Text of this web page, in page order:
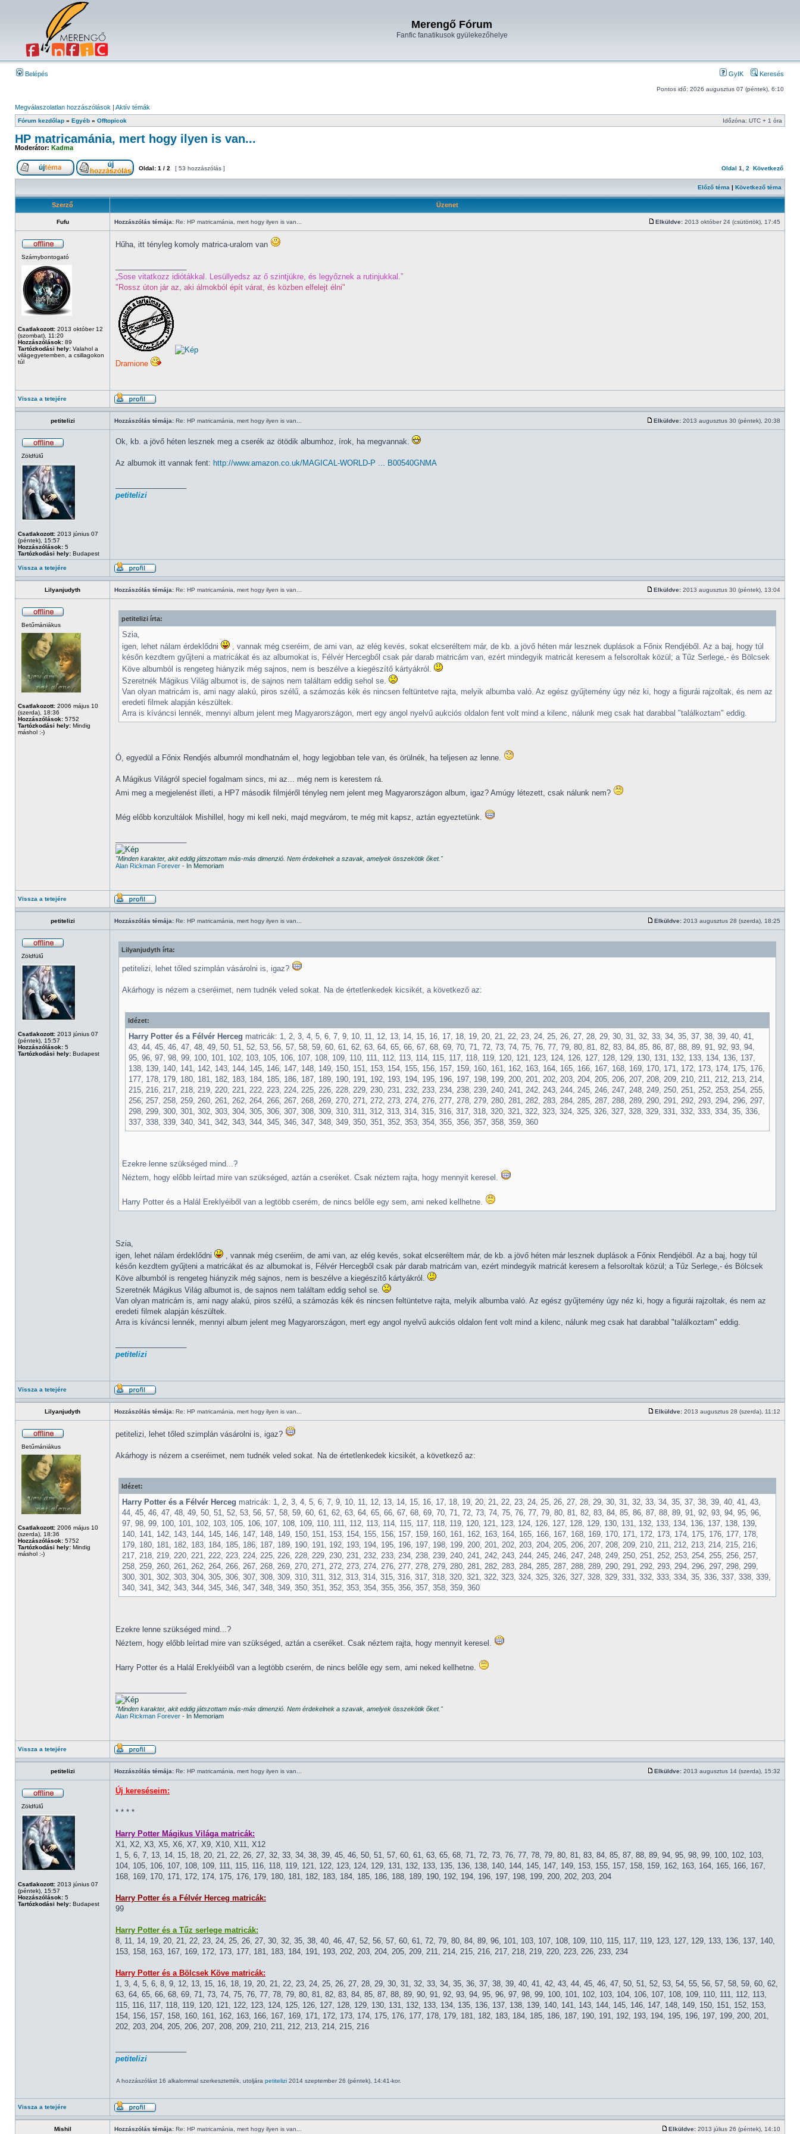
Merengő Fórum
Fanfic fanatikusok gyülekezőhelye
Belépés GyIK Keresés
Pontos idő: 2026 augusztus 07 (péntek), 6:10
Megválaszolatlan hozzászólások | Aktív témák
Fórum kezdőlap » Egyéb » Offtopicok Időzóna: UTC + 1 óra
HP matricamánia, mert hogy ilyen is van...
Moderátor: Kadma
Oldal: 1 / 2 [ 53 hozzászólás ] Oldal 1 2 Következő
Előző téma | Következő téma
Szerző Üzenet
Fufu Hozzászólás témája: Re: HP matricamánia, mert hogy ilyen is van... Elküldve: 2013 október 24 (csütörtök), 17:45
Szárnybontogató
Csatlakozott: 2013 október 12
(szombat), 11:20
Hozzászólások: 89
Tartózkodási hely: Valahol a
világegyetemben, a csillagokon
túl
Hűha, itt tényleg komoly matrica-uralom van
„Sose vitatkozz idiótákkal. Lesüllyedsz az ő szintjükre, és legyőznek a rutinjukkal.”
"Rossz úton jár az, aki álmokból épít várat, és közben elfelejt élni"
Dramione
Vissza a tetejére
petitelizi Hozzászólás témája: Re: HP matricamánia, mert hogy ilyen is van... Elküldve: 2013 augusztus 30 (péntek), 20:38
Zöldfülű
Csatlakozott: 2013 június 07
(péntek), 15:57
Hozzászólások: 5
Tartózkodási hely: Budapest
Ok, kb. a jövő héten lesznek meg a cserék az ötödik albumhoz, írok, ha megvannak.
Az albumok itt vannak fent: http://www.amazon.co.uk/MAGICAL-WORLD-P ... B00540GNMA
petitelizi
Vissza a tetejére
Lilyanjudyth Hozzászólás témája: Re: HP matricamánia, mert hogy ilyen is van... Elküldve: 2013 augusztus 30 (péntek), 13:04
Betűmániákus
Csatlakozott: 2006 május 10
(szerda), 18:36
Hozzászólások: 5752
Tartózkodási hely: Mindig
máshol :-)
petitelizi írta:
Szia,
igen, lehet nálam érdeklődni
, vannak még cseréim, de ami van, az elég kevés, sokat elcseréltem már, de kb. a jövő héten már lesznek duplások a Főnix Rendjéből. Az a baj, hogy túl
későn kezdtem gyűjteni a matricákat és az albumokat is, Félvér Hercegből csak pár darab matricám van, ezért mindegyik matricát keresem a felsoroltak közül; a Tűz Serlege,- és Bölcsek
Köve albumból is rengeteg hiányzik még sajnos, nem is beszélve a kiegészítő kártyákról.
Szeretnék Mágikus Világ albumot is, de sajnos nem találtam eddig sehol se.
Van olyan matricám is, ami nagy alakú, piros szélű, a számozás kék és nincsen feltüntetve rajta, melyik albumba való. Az egész gyűjtemény úgy néz ki, hogy a figurái rajzoltak, és nem az
eredeti filmek alapján készültek.
Arra is kíváncsi lennék, mennyi album jelent meg Magyarországon, mert egy angol nyelvű aukciós oldalon fent volt mind a kilenc, nálunk meg csak hat darabbal "találkoztam" eddig.
Ó, egyedül a Főnix Rendjés albumról mondhatnám el, hogy legjobban tele van, és örülnék, ha teljesen az lenne.
A Mágikus Világról speciel fogalmam sincs, mi az... még nem is kerestem rá.
Ami meg a megjelenést illeti, a HP7 második filmjéről tényleg nem jelent meg Magyarországon album, igaz? Amúgy létezett, csak nálunk nem?
Még előbb konzultálok Mishillel, hogy mi kell neki, majd megvárom, te még mit kapsz, aztán egyeztetünk.
"Minden karakter, akit eddig játszottam más-más dimenzió. Nem érdekelnek a szavak, amelyek összekötik őket."
Alan Rickman Forever - In Memoriam
Vissza a tetejére
petitelizi Hozzászólás témája: Re: HP matricamánia, mert hogy ilyen is van... Elküldve: 2013 augusztus 28 (szerda), 18:25
Zöldfülű
Csatlakozott: 2013 június 07
(péntek), 15:57
Hozzászólások: 5
Tartózkodási hely: Budapest
Lilyanjudyth írta:
petitelizi, lehet tőled szimplán vásárolni is, igaz?
Akárhogy is nézem a cseréimet, nem tudnék veled sokat. Na de értetlenkedek kicsikét, a következő az:
Idézet:
Harry Potter és a Félvér Herceg matricák: 1, 2, 3, 4, 5, 6, 7, 9, 10, 11, 12, 13, 14, 15, 16, 17, 18, 19, 20, 21, 22, 23, 24, 25, 26, 27, 28, 29, 30, 31, 32, 33, 34, 35, 37, 38, 39, 40, 41,
43, 44, 45, 46, 47, 48, 49, 50, 51, 52, 53, 56, 57, 58, 59, 60, 61, 62, 63, 64, 65, 66, 67, 68, 69, 70, 71, 72, 73, 74, 75, 76, 77, 79, 80, 81, 82, 83, 84, 85, 86, 87, 88, 89, 91, 92, 93, 94,
95, 96, 97, 98, 99, 100, 101, 102, 103, 105, 106, 107, 108, 109, 110, 111, 112, 113, 114, 115, 117, 118, 119, 120, 121, 123, 124, 126, 127, 128, 129, 130, 131, 132, 133, 134, 136, 137,
138, 139, 140, 141, 142, 143, 144, 145, 146, 147, 148, 149, 150, 151, 153, 154, 155, 156, 157, 159, 160, 161, 162, 163, 164, 165, 166, 167, 168, 169, 170, 171, 172, 173, 174, 175, 176,
177, 178, 179, 180, 181, 182, 183, 184, 185, 186, 187, 189, 190, 191, 192, 193, 194, 195, 196, 197, 198, 199, 200, 201, 202, 203, 204, 205, 206, 207, 208, 209, 210, 211, 212, 213, 214,
215, 216, 217, 218, 219, 220, 221, 222, 223, 224, 225, 226, 228, 229, 230, 231, 232, 233, 234, 238, 239, 240, 241, 242, 243, 244, 245, 246, 247, 248, 249, 250, 251, 252, 253, 254, 255,
256, 257, 258, 259, 260, 261, 262, 264, 266, 267, 268, 269, 270, 271, 272, 273, 274, 276, 277, 278, 279, 280, 281, 282, 283, 284, 285, 287, 288, 289, 290, 291, 292, 293, 294, 296, 297,
298, 299, 300, 301, 302, 303, 304, 305, 306, 307, 308, 309, 310, 311, 312, 313, 314, 315, 316, 317, 318, 320, 321, 322, 323, 324, 325, 326, 327, 328, 329, 331, 332, 333, 334, 35, 336,
337, 338, 339, 340, 341, 342, 343, 344, 345, 346, 347, 348, 349, 350, 351, 352, 353, 354, 355, 356, 357, 358, 359, 360
Ezekre lenne szükséged mind...?
Néztem, hogy előbb leírtad mire van szükséged, aztán a cseréket. Csak néztem rajta, hogy mennyit keresel.
Harry Potter és a Halál Ereklyéiből van a legtöbb cserém, de nincs belőle egy sem, ami neked kellhetne.
Szia,
igen, lehet nálam érdeklődni
, vannak még cseréim, de ami van, az elég kevés, sokat elcseréltem már, de kb. a jövő héten már lesznek duplások a Főnix Rendjéből. Az a baj, hogy túl
későn kezdtem gyűjteni a matricákat és az albumokat is, Félvér Hercegből csak pár darab matricám van, ezért mindegyik matricát keresem a felsoroltak közül; a Tűz Serlege,- és Bölcsek
Köve albumból is rengeteg hiányzik még sajnos, nem is beszélve a kiegészítő kártyákról.
Szeretnék Mágikus Világ albumot is, de sajnos nem találtam eddig sehol se.
Van olyan matricám is, ami nagy alakú, piros szélű, a számozás kék és nincsen feltüntetve rajta, melyik albumba való. Az egész gyűjtemény úgy néz ki, hogy a figurái rajzoltak, és nem az
eredeti filmek alapján készültek.
Arra is kíváncsi lennék, mennyi album jelent meg Magyarországon, mert egy angol nyelvű aukciós oldalon fent volt mind a kilenc, nálunk meg csak hat darabbal "találkoztam" eddig.
petitelizi
Vissza a tetejére
Lilyanjudyth Hozzászólás témája: Re: HP matricamánia, mert hogy ilyen is van... Elküldve: 2013 augusztus 28 (szerda), 11:12
Betűmániákus
Csatlakozott: 2006 május 10
(szerda), 18:36
Hozzászólások: 5752
Tartózkodási hely: Mindig
máshol :-)
petitelizi, lehet tőled szimplán vásárolni is, igaz?
Akárhogy is nézem a cseréimet, nem tudnék veled sokat. Na de értetlenkedek kicsikét, a következő az:
Idézet:
Harry Potter és a Félvér Herceg matricák: 1, 2, 3, 4, 5, 6, 7, 9, 10, 11, 12, 13, 14, 15, 16, 17, 18, 19, 20, 21, 22, 23, 24, 25, 26, 27, 28, 29, 30, 31, 32, 33, 34, 35, 37, 38, 39, 40, 41, 43,
44, 45, 46, 47, 48, 49, 50, 51, 52, 53, 56, 57, 58, 59, 60, 61, 62, 63, 64, 65, 66, 67, 68, 69, 70, 71, 72, 73, 74, 75, 76, 77, 79, 80, 81, 82, 83, 84, 85, 86, 87, 88, 89, 91, 92, 93, 94, 95, 96,
97, 98, 99, 100, 101, 102, 103, 105, 106, 107, 108, 109, 110, 111, 112, 113, 114, 115, 117, 118, 119, 120, 121, 123, 124, 126, 127, 128, 129, 130, 131, 132, 133, 134, 136, 137, 138, 139,
140, 141, 142, 143, 144, 145, 146, 147, 148, 149, 150, 151, 153, 154, 155, 156, 157, 159, 160, 161, 162, 163, 164, 165, 166, 167, 168, 169, 170, 171, 172, 173, 174, 175, 176, 177, 178,
179, 180, 181, 182, 183, 184, 185, 186, 187, 189, 190, 191, 192, 193, 194, 195, 196, 197, 198, 199, 200, 201, 202, 203, 204, 205, 206, 207, 208, 209, 210, 211, 212, 213, 214, 215, 216,
217, 218, 219, 220, 221, 222, 223, 224, 225, 226, 228, 229, 230, 231, 232, 233, 234, 238, 239, 240, 241, 242, 243, 244, 245, 246, 247, 248, 249, 250, 251, 252, 253, 254, 255, 256, 257,
258, 259, 260, 261, 262, 264, 266, 267, 268, 269, 270, 271, 272, 273, 274, 276, 277, 278, 279, 280, 281, 282, 283, 284, 285, 287, 288, 289, 290, 291, 292, 293, 294, 296, 297, 298, 299,
300, 301, 302, 303, 304, 305, 306, 307, 308, 309, 310, 311, 312, 313, 314, 315, 316, 317, 318, 320, 321, 322, 323, 324, 325, 326, 327, 328, 329, 331, 332, 333, 334, 35, 336, 337, 338, 339,
340, 341, 342, 343, 344, 345, 346, 347, 348, 349, 350, 351, 352, 353, 354, 355, 356, 357, 358, 359, 360
Ezekre lenne szükséged mind...?
Néztem, hogy előbb leírtad mire van szükséged, aztán a cseréket. Csak néztem rajta, hogy mennyit keresel.
Harry Potter és a Halál Ereklyéiből van a legtöbb cserém, de nincs belőle egy sem, ami neked kellhetne.
"Minden karakter, akit eddig játszottam más-más dimenzió. Nem érdekelnek a szavak, amelyek összekötik őket."
Alan Rickman Forever - In Memoriam
Vissza a tetejére
petitelizi Hozzászólás témája: Re: HP matricamánia, mert hogy ilyen is van... Elküldve: 2013 augusztus 14 (szerda), 15:32
Zöldfülű
Csatlakozott: 2013 június 07
(péntek), 15:57
Hozzászólások: 5
Tartózkodási hely: Budapest
Új kereséseim:
* * * *
Harry Potter Mágikus Világa matricák:
X1, X2, X3, X5, X6, X7, X9, X10, X11, X12
1, 5, 6, 7, 13, 14, 15, 18, 20, 21, 22, 26, 27, 32, 33, 34, 38, 39, 45, 46, 50, 51, 57, 60, 61, 63, 65, 68, 71, 72, 73, 76, 77, 78, 79, 80, 81, 83, 84, 85, 87, 88, 89, 94, 95, 98, 99, 100, 102, 103,
104, 105, 106, 107, 108, 109, 111, 115, 116, 118, 119, 121, 122, 123, 124, 129, 131, 132, 133, 135, 136, 138, 140, 144, 145, 147, 149, 153, 155, 157, 158, 159, 162, 163, 164, 165, 166, 167,
168, 169, 170, 171, 172, 174, 175, 176, 179, 180, 181, 182, 183, 184, 185, 186, 188, 189, 190, 192, 194, 196, 197, 198, 199, 200, 202, 203, 204
Harry Potter és a Félvér Herceg matricák:
99
Harry Potter és a Tűz serlege matricák:
8, 11, 14, 19, 20, 21, 22, 23, 24, 25, 26, 27, 30, 32, 35, 38, 40, 46, 47, 52, 56, 57, 60, 61, 72, 79, 80, 84, 89, 96, 101, 103, 107, 108, 109, 110, 115, 117, 119, 123, 127, 129, 133, 136, 137, 140,
153, 158, 163, 167, 169, 172, 173, 177, 181, 183, 184, 191, 193, 202, 203, 204, 205, 209, 211, 214, 215, 216, 217, 218, 219, 220, 223, 226, 233, 234
Harry Potter és a Bölcsek Köve matricák:
1, 3, 4, 5, 6, 8, 9, 12, 13, 15, 16, 18, 19, 20, 21, 22, 23, 24, 25, 26, 27, 28, 29, 30, 31, 32, 33, 34, 35, 36, 37, 38, 39, 40, 41, 42, 43, 44, 45, 46, 47, 50, 51, 52, 53, 54, 55, 56, 57, 58, 59, 60, 62,
63, 64, 65, 66, 68, 69, 71, 73, 74, 75, 76, 77, 78, 79, 80, 81, 82, 83, 84, 85, 87, 88, 89, 90, 91, 92, 93, 94, 95, 96, 97, 98, 99, 100, 101, 102, 103, 104, 106, 107, 108, 109, 110, 111, 112, 113,
115, 116, 117, 118, 119, 120, 121, 122, 123, 124, 125, 126, 127, 128, 129, 130, 131, 132, 133, 134, 135, 136, 137, 138, 139, 140, 141, 143, 144, 145, 146, 147, 148, 149, 150, 151, 152, 153,
154, 156, 157, 158, 160, 161, 162, 163, 166, 167, 169, 171, 172, 173, 174, 175, 176, 177, 178, 179, 181, 182, 183, 184, 185, 186, 187, 190, 191, 192, 193, 194, 195, 196, 197, 199, 200, 201,
202, 203, 204, 205, 206, 207, 208, 209, 210, 211, 212, 213, 214, 215, 216
petitelizi
A hozzászólást 16 alkalommal szerkesztették, utoljára petitelizi 2014 szeptember 26 (péntek), 14:41-kor.
Vissza a tetejére
Mishil Hozzászólás témája: Re: HP matricamánia, mert hogy ilyen is van... Elküldve: 2013 július 26 (péntek), 14:10